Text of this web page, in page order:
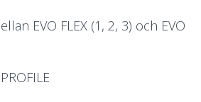
EVO FLEX (1, 2, 3) och EVO